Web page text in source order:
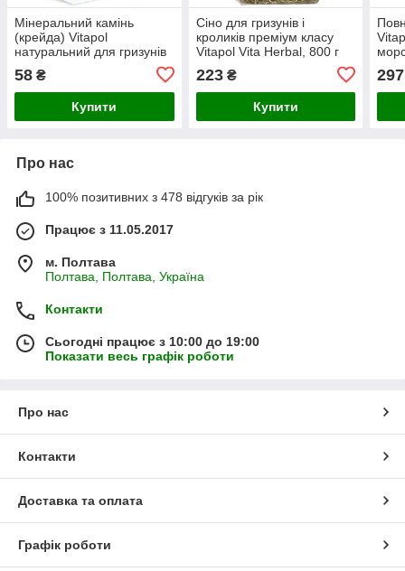
Мінеральний камінь
(крейда) Vitapol
натуральний для гризунів
58 ₴
Купити
Сіно для гризунів і
кроликів преміум класу
Vitapol Vita Herbal, 800 г
223₴
Купити
297
Про нас
100% позитивних з 478 відгуків за рік
Працює з 11.05.2017
м. Полтава
Полтава, Полтава, Україна
Контакти
Сьогодні працює з 10:00 до 19:00
Показати весь графік роботи
Про нас
Контакти
Доставка та оплата
Графік роботи